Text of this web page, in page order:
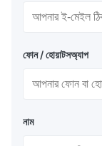
ফোন / হোয়াটসঅ্যাপ
নাম